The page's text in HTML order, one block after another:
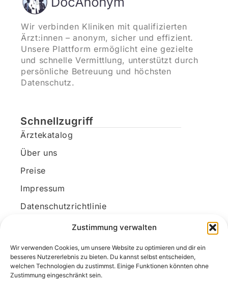
Zustimmung verwalten
Wir verwenden Cookies, um unsere Website zu optimieren und dir ein
besseres Nutzererlebnis zu bieten. Du kannst selbst entscheiden,
welchen Technologien du zustimmst. Einige Funktionen könnten ohne
Zustimmung eingeschränkt sein.
Wir verbinden Kliniken mit qualifizierten
Ärzt:innen – anonym, sicher und effizient.
Unsere Plattform ermöglicht eine gezielte
und schnelle Vermittlung, unterstützt durch
persönliche Betreuung und höchsten
Datenschutz.
Schnellzugriff
Ärztekatalog
Über uns
Preise
Impressum
Datenschutzrichtlinie
Kundenkonto
Unsere Kontaktdaten
E-Mail: kontakt@docanonym.com